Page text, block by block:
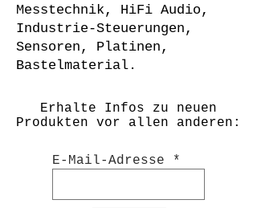
Messtechnik, HiFi Audio,
Industrie-Steuerungen,
Sensoren, Platinen,
Bastelmaterial.
Erhalte Infos zu neuen
Produkten vor allen anderen:
E-Mail-Adresse